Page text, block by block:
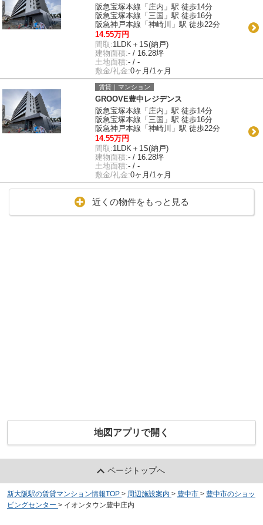
阪急宝塚本線「庄内」駅 徒歩14分
阪急宝塚本線「三国」駅 徒歩16分
阪急神戸本線「神崎川」駅 徒歩22分
14.55万円
間取:1LDK＋1S(納戸)
建物面積:- / 16.28坪
土地面積:- / -
敷金/礼金:0ヶ月/1ヶ月
賃貸｜マンション
GROOVE豊中レジデンス
阪急宝塚本線「庄内」駅 徒歩14分
阪急宝塚本線「三国」駅 徒歩16分
阪急神戸本線「神崎川」駅 徒歩22分
14.55万円
間取:1LDK＋1S(納戸)
建物面積:- / 16.28坪
土地面積:- / -
敷金/礼金:0ヶ月/1ヶ月
近くの物件をもっと見る
地図アプリで開く
ページトップへ
新大阪駅の賃貸マンション情報TOP > 周辺施設案内 > 豊中市 > 豊中市のショッ
ピングセンター > イオンタウン豊中庄内